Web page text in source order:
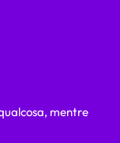
mentre